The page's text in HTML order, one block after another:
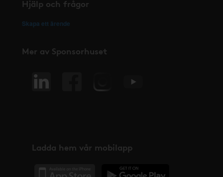
Hjälp och frågor
Skapa ett ärende
Mer av Sponsorhuset
Ladda hem vår mobilapp